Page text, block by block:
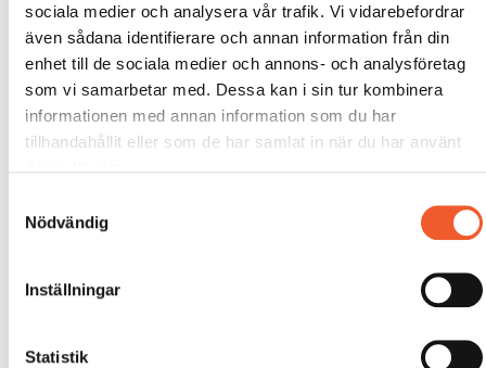
sociala medier och analysera vår trafik. Vi vidarebefordrar
även sådana identifierare och annan information från din
enhet till de sociala medier och annons- och analysföretag
som vi samarbetar med. Dessa kan i sin tur kombinera
informationen med annan information som du har
tillhandahållit eller som de har samlat in när du har använt
Nödvändig
Inställningar
Statistik